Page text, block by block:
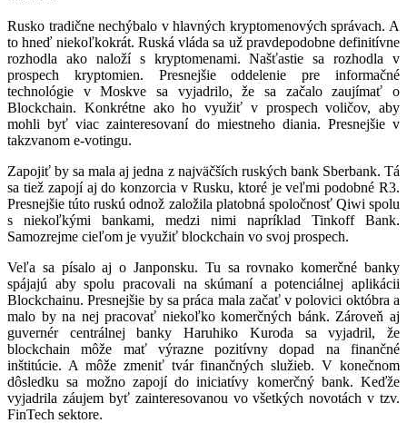
Rusko tradične nechýbalo v hlavných kryptomenových správach. A
to hneď niekoľkokrát. Ruská vláda sa už pravdepodobne definitívne
rozhodla ako naloží s kryptomenami. Našťastie sa rozhodla v
prospech kryptomien. Presnejšie oddelenie pre informačné
technológie v Moskve sa vyjadrilo, že sa začalo zaujímať o
Blockchain. Konkrétne ako ho využiť v prospech voličov, aby
mohli byť viac zainteresovaní do miestneho diania. Presnejšie v
takzvanom e-votingu.
Zapojiť by sa mala aj jedna z najväčších ruských bank Sberbank. Tá
sa tiež zapojí aj do konzorcia v Rusku, ktoré je veľmi podobné R3.
Presnejšie túto ruskú odnož založila platobná spoločnosť Qiwi spolu
s niekoľkými bankami, medzi nimi napríklad Tinkoff Bank.
Samozrejme cieľom je využiť blockchain vo svoj prospech.
Veľa sa písalo aj o Janponsku. Tu sa rovnako komerčné banky
spájajú aby spolu pracovali na skúmaní a potenciálnej aplikácii
Blockchainu. Presnejšie by sa práca mala začať v polovici októbra a
malo by na nej pracovať niekoľko komerčných bánk. Zároveň aj
guvernér centrálnej banky Haruhiko Kuroda sa vyjadril, že
blockchain môže mať výrazne pozitívny dopad na finančné
inštitúcie. A môže zmeniť tvár finančných služieb. V konečnom
dôsledku sa možno zapojí do iniciatívy komerčný bank. Keďže
vyjadrila záujem byť zainteresovanou vo všetkých novotách v tzv.
FinTech sektore.